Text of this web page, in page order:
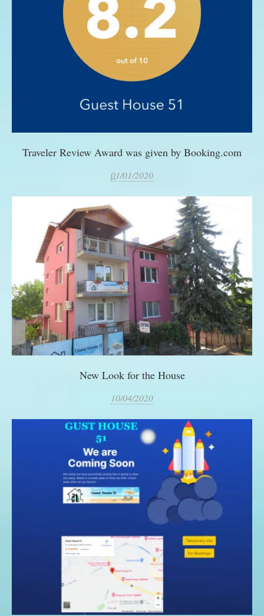
Traveler Review Award was given by Booking.com
01/01/2020
New Look for the House
10/04/2020